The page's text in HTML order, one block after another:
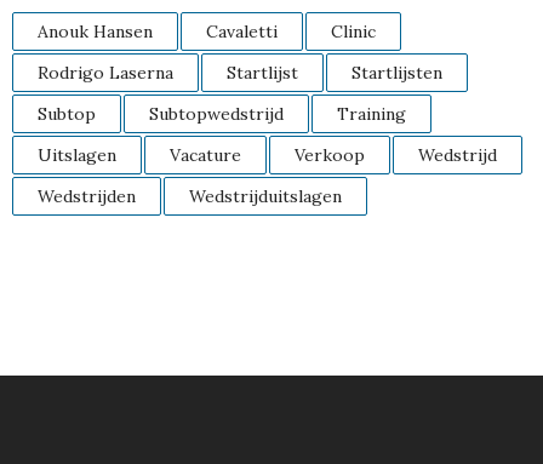
Anouk Hansen Cavaletti
Clinic
Rodrigo Laserna
Startlijst
Startlijsten
Subtop
Subtopwedstrijd
Training
Uitslagen
Vacature Verkoop
Wedstrijd
Wedstrijden
Wedstrijduitslagen